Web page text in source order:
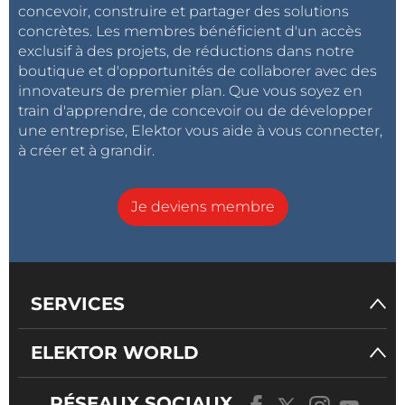
Concevoir autour de la puce du passeport
C'est là que la vidéo dépasse le seul cadre des
documents de voyage. La puce d'un passeport
illustre parfaitement un problème plus général de
sécurité des systèmes embarqués. Le dispositif est
contraint, normalisé, déployé à l'échelle mondiale,
environnements hostiles. Cette situation est
comparable à celle des éléments sécurisés, des
compteurs intelligents, des dispositifs médicaux ou
sécurité des passeports électroniques rappelle que la
simple mise à jour logicielle. Elle concerne aussi la
concevoir, construire et partager des solutions
concrètes. Les membres bénéficient d'un accès
exclusif à des projets, de réductions dans notre
boutique et d'opportunités de collaborer avec des
innovateurs de premier plan. Que vous soyez en
train d'apprendre, de concevoir ou de développer
une entreprise, Elektor vous aide à vous connecter,
à créer et à grandir.
Je deviens membre
SERVICES
ELEKTOR WORLD